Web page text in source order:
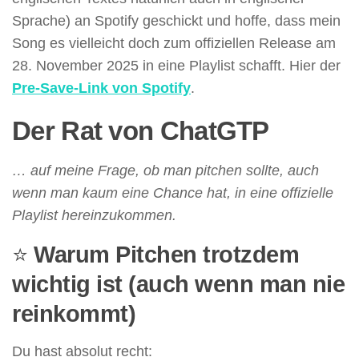
Sprache) an Spotify geschickt und hoffe, dass mein
Song es vielleicht doch zum offiziellen Release am
28. November 2025 in eine Playlist schafft. Hier der
Pre-Save-Link von Spotify.
Der Rat von ChatGTP
… auf meine Frage, ob man pitchen sollte, auch
wenn man kaum eine Chance hat, in eine offizielle
Playlist hereinzukommen.
⭐ Warum Pitchen trotzdem
wichtig ist (auch wenn man nie
reinkommt)
Du hast absolut recht: